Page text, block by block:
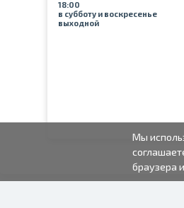
18:00
в субботу и воскресенье
выходной
Мы
браузера